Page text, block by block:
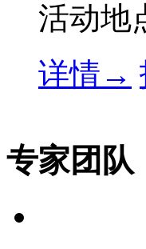
活动地
详情→
专家团队